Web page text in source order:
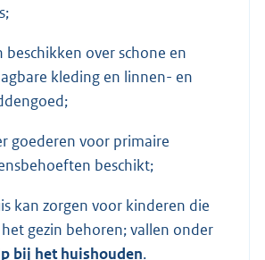
beschikken over schone en
kleding en linnen- en
goederen voor primaire
beschikt;
kan zorgen voor kinderen die
gezin behoren; vallen onder
bij het huishouden.